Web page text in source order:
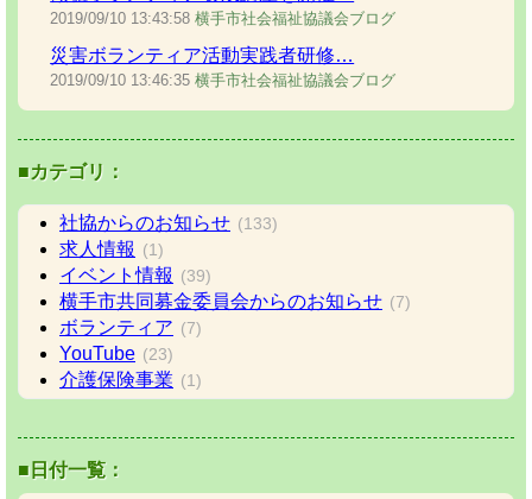
2019/09/10 13:43:58 横手市社会福祉協議会ブログ
災害ボランティア活動実践者研修…
2019/09/10 13:46:35 横手市社会福祉協議会ブログ
■カテゴリ：
社協からのお知らせ (133)
求人情報 (1)
イベント情報 (39)
横手市共同募金委員会からのお知らせ (7)
ボランティア (7)
YouTube (23)
介護保険事業 (1)
■日付一覧：